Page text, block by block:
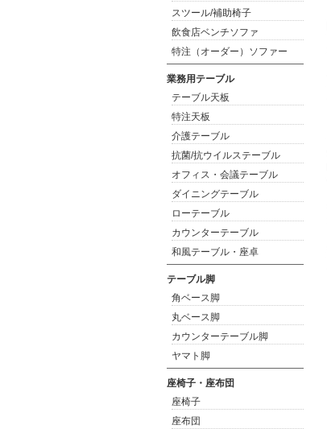
スツール/補助椅子
飲食店ベンチソファ
特注（オーダー）ソファー
業務用テーブル
テーブル天板
特注天板
介護テーブル
抗菌/抗ウイルステーブル
オフィス・会議テーブル
ダイニングテーブル
ローテーブル
カウンターテーブル
和風テーブル・座卓
テーブル脚
角ベース脚
丸ベース脚
カウンターテーブル脚
ヤマト脚
座椅子・座布団
座椅子
座布団